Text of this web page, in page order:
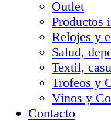
Outlet
Productos
Relojes y
Salud,
Textil,
Trofeos y
Vinos y
Contacto